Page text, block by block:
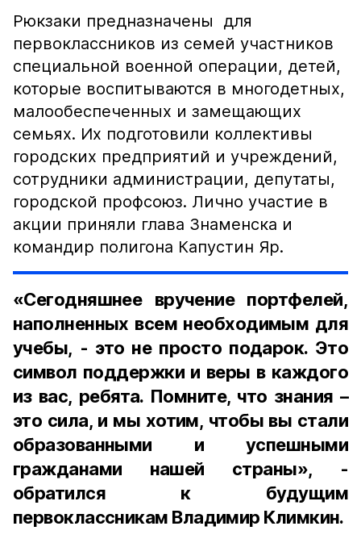
Рюкзаки предназначены для
первоклассников из семей участников
специальной военной операции, детей,
которые воспитываются в многодетных,
малообеспеченных и замещающих
семьях. Их подготовили коллективы
городских предприятий и учреждений,
сотрудники администрации, депутаты,
городской профсоюз. Лично участие в
акции приняли глава Знаменска и
командир полигона Капустин Яр.
«Сегодняшнее вручение портфелей,
наполненных всем необходимым для
учебы, - это не просто подарок. Это
символ поддержки и веры в каждого
из вас, ребята. Помните, что знания –
это сила, и мы хотим, чтобы вы стали
образованными и успешными
гражданами нашей страны», -
обратился к будущим
первоклассникам Владимир Климкин.